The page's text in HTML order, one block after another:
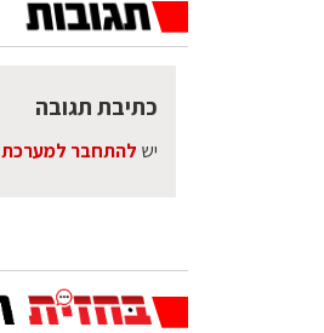
כתיבת תגובה
יש להתחבר למערכת